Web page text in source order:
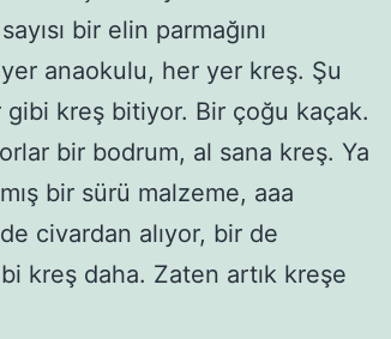
bir elin parmağını
anaokulu, her yer kreş. Şu
kreş bitiyor. Bir çoğu kaçak.
bir bodrum, al sana kreş. Ya
bir sürü malzeme, aaa
civardan alıyor, bir de
kreş daha. Zaten artık kreşe